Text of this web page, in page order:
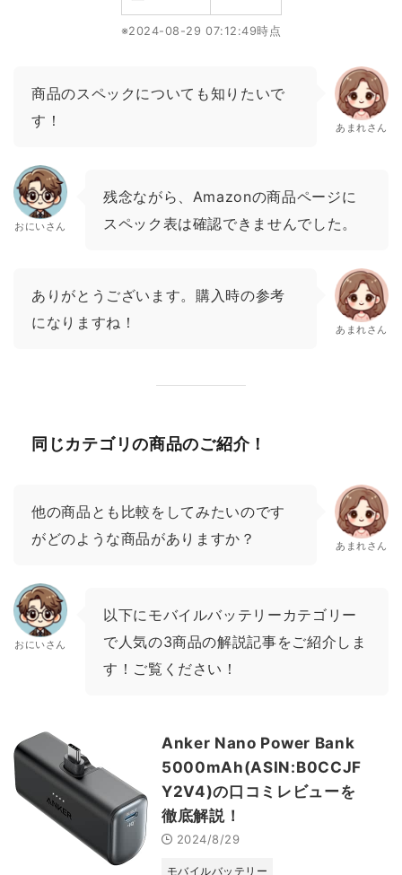
※2024-08-29 07:12:49時点
商品のスペックについても知りたいで
す！
あまれさん
おにいさん
残念ながら、Amazonの商品ページに
スペック表は確認できませんでした。
ありがとうございます。購入時の参考
になりますね！
あまれさん
同じカテゴリの商品のご紹介！
他の商品とも比較をしてみたいのです
がどのような商品がありますか？
あまれさん
おにいさん
以下にモバイルバッテリーカテゴリー
で人気の3商品の解説記事をご紹介しま
す！ご覧ください！
Anker Nano Power Bank
5000mAh(ASIN:B0CCJF
Y2V4)の口コミレビューを
徹底解説！
2024/8/29
モバイルバッテリー